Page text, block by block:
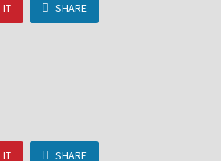
IT SHARE
IT SHARE